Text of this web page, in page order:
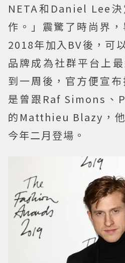
NETA和Daniel Lee
作。」震驚了時尚界
2018年加入BV後，可
品牌成為社群平台上
到一周後，官方便宣
是曾跟Raf Simons、
的Matthieu Blazy，
今年二月登場。